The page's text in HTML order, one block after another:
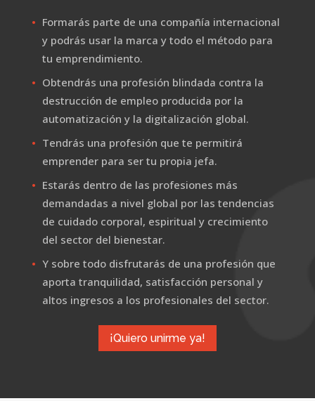
Formarás parte de una compañía internacional
y podrás usar la marca y todo el método para
tu emprendimiento.
Obtendrás una profesión blindada contra la
destrucción de empleo producida por la
automatización y la digitalización global.
Tendrás una profesión que te permitirá
emprender para ser tu propia jefa.
Estarás dentro de las profesiones más
demandadas a nivel global por las tendencias
de cuidado corporal, espiritual y crecimiento
del sector del bienestar.
Y sobre todo disfrutarás de una profesión que
aporta tranquilidad, satisfacción personal y
altos ingresos a los profesionales del sector.
¡Quiero unirme ya!